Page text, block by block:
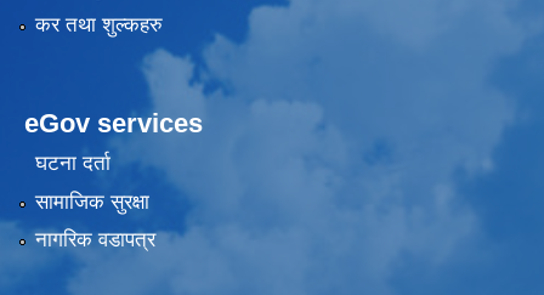
कर तथा शुल्कहरु
eGov services
घटना दर्ता
सामाजिक सुरक्षा
नागरिक वडापत्र